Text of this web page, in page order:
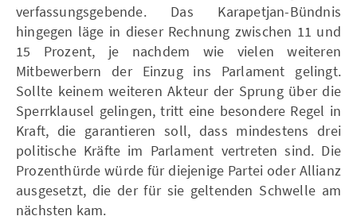
verfassungsgebende. Das Karapetjan-Bündnis
hingegen läge in dieser Rechnung zwischen 11 und
15 Prozent, je nachdem wie vielen weiteren
Mitbewerbern der Einzug ins Parlament gelingt.
Sollte keinem weiteren Akteur der Sprung über die
Sperrklausel gelingen, tritt eine besondere Regel in
Kraft, die garantieren soll, dass mindestens drei
politische Kräfte im Parlament vertreten sind. Die
Prozenthürde würde für diejenige Partei oder Allianz
ausgesetzt, die der für sie geltenden Schwelle am
nächsten kam.